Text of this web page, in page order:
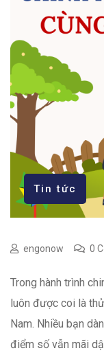
Tin tức
engonow 0
Trong hành trình
luôn được coi là
Nam. Nhiều bạn
điểm số vẫn mãi